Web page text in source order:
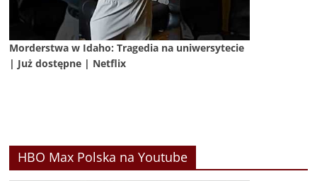
Morderstwa w Idaho: Tragedia na uniwersytecie
| Już dostępne | Netflix
HBO Max Polska na Youtube